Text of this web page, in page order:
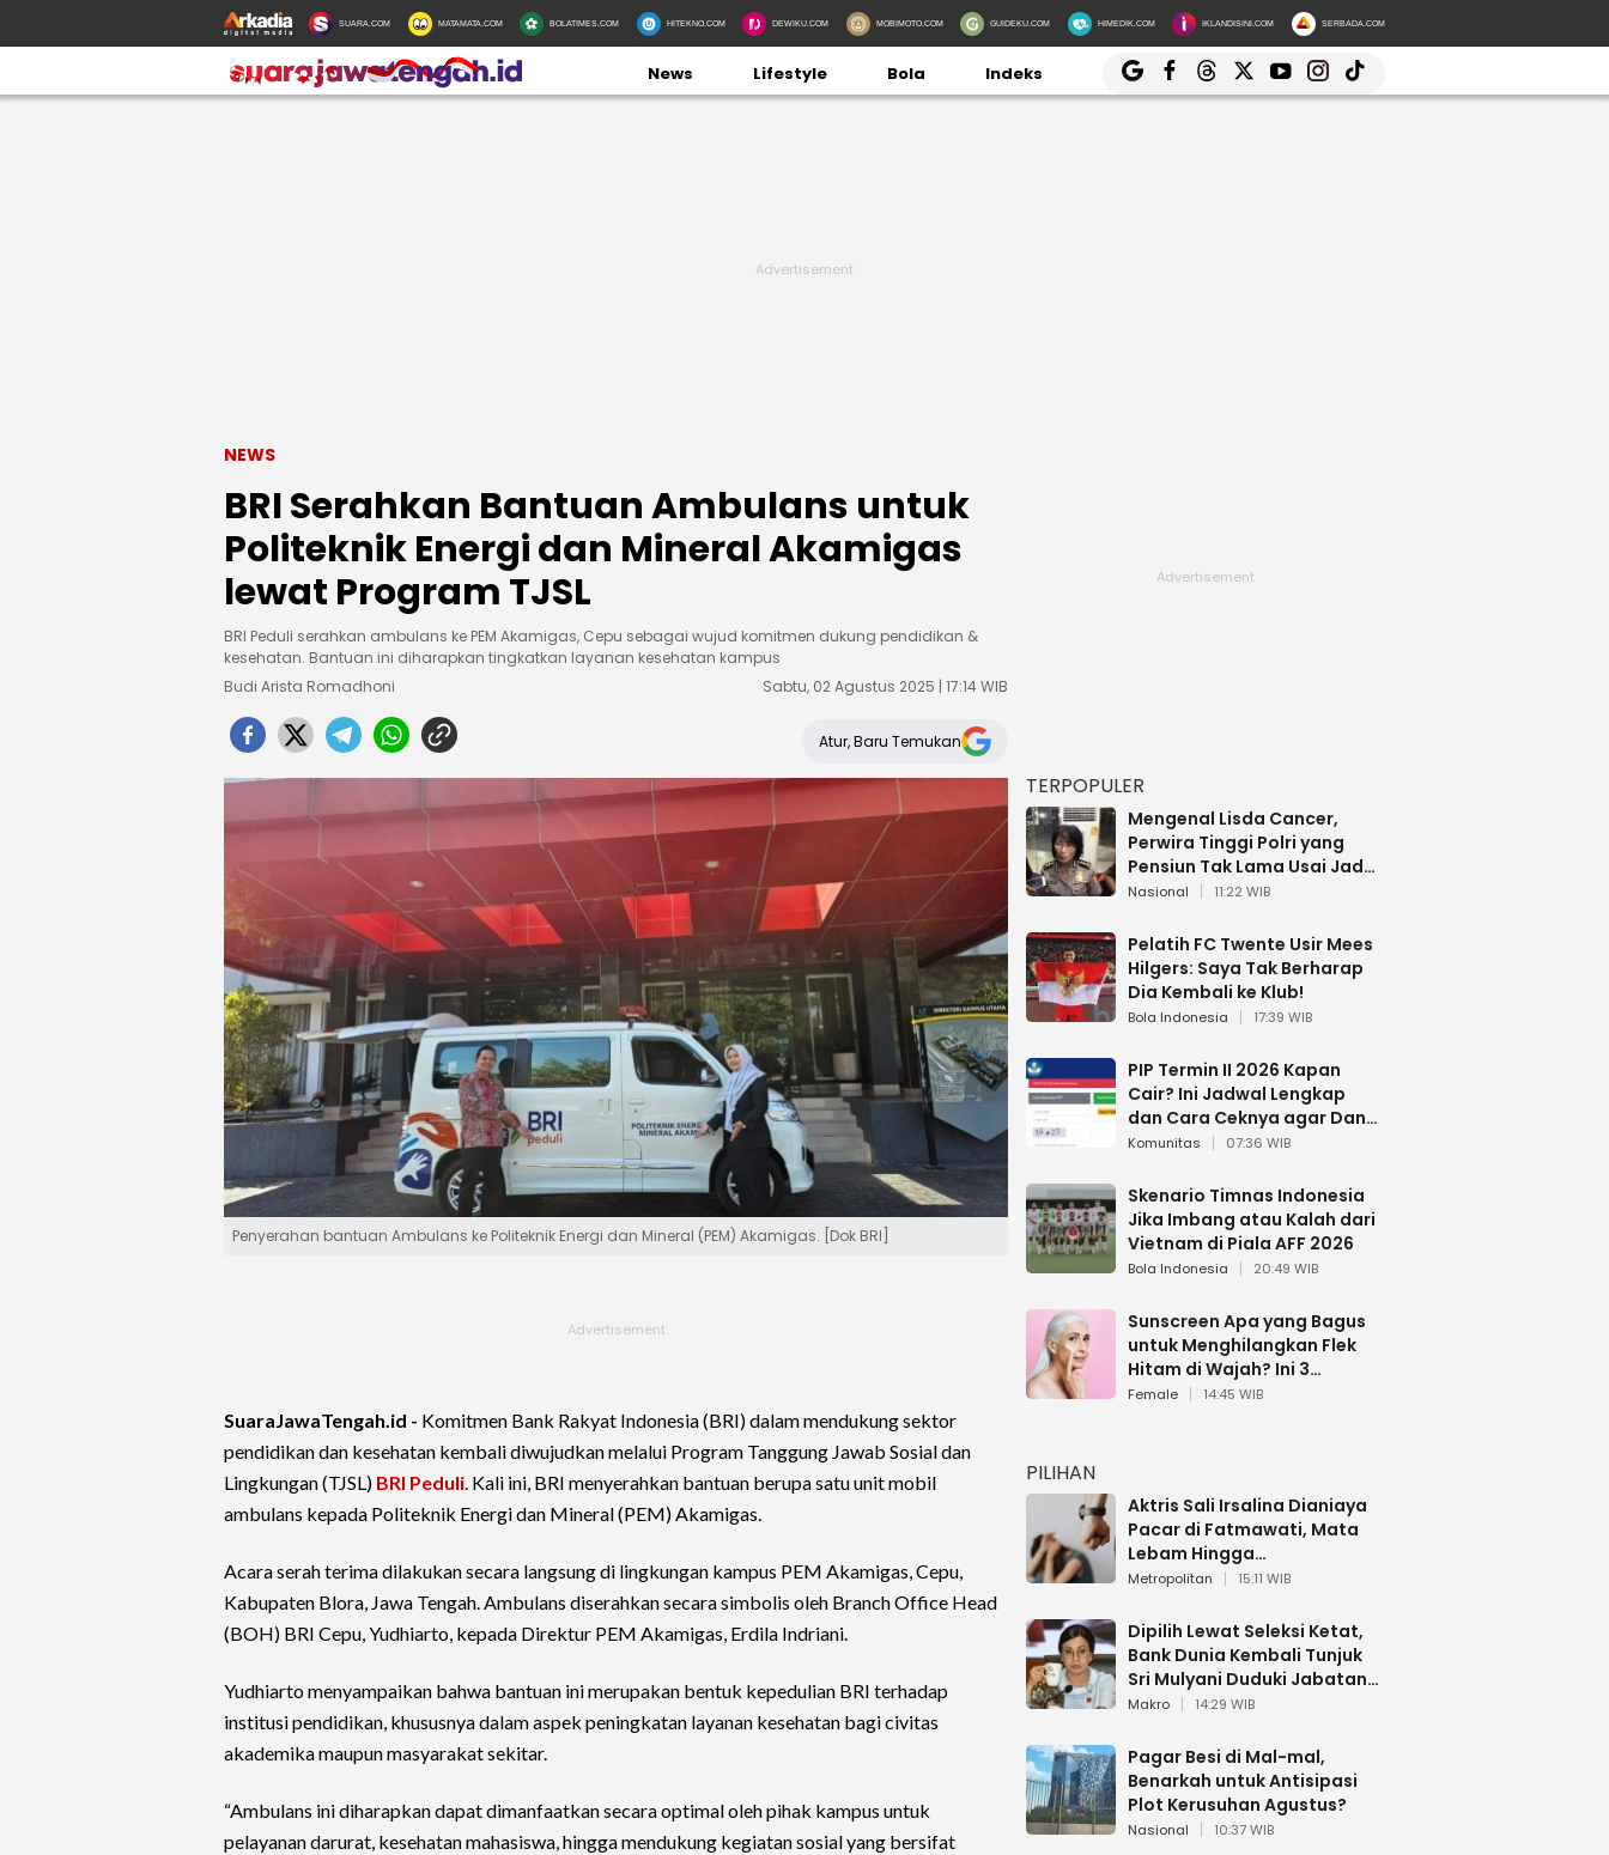
SUARA.COM MATAMATA.COM BOLATIMES.COM HITEKNO.COM DEWIKU.COM MOBIMOTO.COM GUIDEKU.COM HIMEDIK.COM IKLANDISINI.COM SERBADA.COM
News Lifestyle Bola Indeks
NEWS
BRI Serahkan Bantuan Ambulans untuk
Politeknik Energi dan Mineral Akamigas
lewat Program TJSL
BRI Peduli serahkan ambulans ke PEM Akamigas, Cepu sebagai wujud komitmen dukung pendidikan &
kesehatan. Bantuan ini diharapkan tingkatkan layanan kesehatan kampus
Budi Arista Romadhoni
Sabtu, 02 Agustus 2025 | 17:14 WIB
Atur, Baru Temukan
Penyerahan bantuan Ambulans ke Politeknik Energi dan Mineral (PEM) Akamigas. [Dok BRI]
SuaraJawaTengah.id - Komitmen Bank Rakyat Indonesia (BRI) dalam mendukung sektor
pendidikan dan kesehatan kembali diwujudkan melalui Program Tanggung Jawab Sosial dan
Lingkungan (TJSL) BRI Peduli. Kali ini, BRI menyerahkan bantuan berupa satu unit mobil
ambulans kepada Politeknik Energi dan Mineral (PEM) Akamigas.
Acara serah terima dilakukan secara langsung di lingkungan kampus PEM Akamigas, Cepu,
Kabupaten Blora, Jawa Tengah. Ambulans diserahkan secara simbolis oleh Branch Office Head
(BOH) BRI Cepu, Yudhiarto, kepada Direktur PEM Akamigas, Erdila Indriani.
Yudhiarto menyampaikan bahwa bantuan ini merupakan bentuk kepedulian BRI terhadap
institusi pendidikan, khususnya dalam aspek peningkatan layanan kesehatan bagi civitas
akademika maupun masyarakat sekitar.
“Ambulans ini diharapkan dapat dimanfaatkan secara optimal oleh pihak kampus untuk
pelayanan darurat, kesehatan mahasiswa, hingga mendukung kegiatan sosial yang bersifat
TERPOPULER
Mengenal Lisda Cancer,
Perwira Tinggi Polri yang
Pensiun Tak Lama Usai Jadi
Brigjen
Nasional 11:22 WIB
Pelatih FC Twente Usir Mees
Hilgers: Saya Tak Berharap
Dia Kembali ke Klub!
Bola Indonesia 17:39 WIB
PIP Termin II 2026 Kapan
Cair? Ini Jadwal Lengkap
dan Cara Ceknya agar Dana
Tidak Hangus!
Komunitas 07:36 WIB
Skenario Timnas Indonesia
Jika Imbang atau Kalah dari
Vietnam di Piala AFF 2026
Bola Indonesia 20:49 WIB
Sunscreen Apa yang Bagus
untuk Menghilangkan Flek
Hitam di Wajah? Ini 3
Rekomendasi sesuai Review
Female 14:45 WIB
PILIHAN
Aktris Sali Irsalina Dianiaya
Pacar di Fatmawati, Mata
Lebam Hingga
Diselamatkan Polantas
Metropolitan 15:11 WIB
Dipilih Lewat Seleksi Ketat,
Bank Dunia Kembali Tunjuk
Sri Mulyani Duduki Jabatan
Strategis
Makro 14:29 WIB
Pagar Besi di Mal-mal,
Benarkah untuk Antisipasi
Plot Kerusuhan Agustus?
Nasional 10:37 WIB